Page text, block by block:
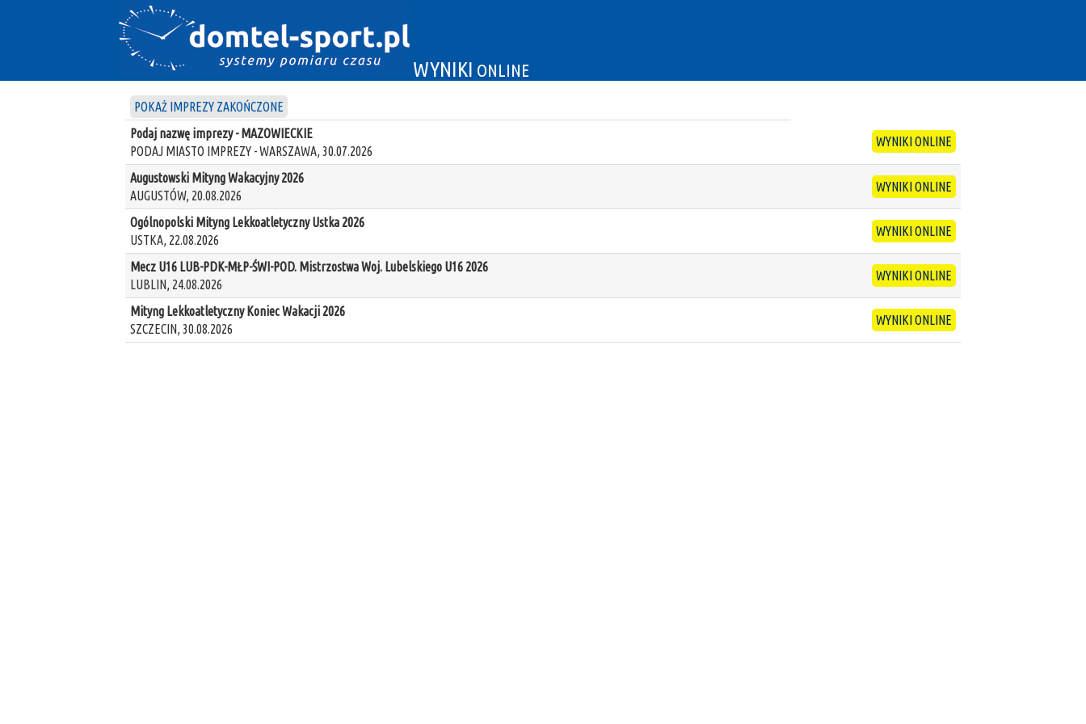
WYNIKI ONLINE
POKAŻ IMPREZY ZAKOŃCZONE
Podaj nazwę imprezy - MAZOWIECKIE
PODAJ MIASTO IMPREZY - WARSZAWA, 30.07.2026
WYNIKI ONLINE
Augustowski Mityng Wakacyjny 2026
AUGUSTÓW, 20.08.2026
WYNIKI ONLINE
Ogólnopolski Mityng Lekkoatletyczny Ustka 2026
USTKA, 22.08.2026
WYNIKI ONLINE
Mecz U16 LUB-PDK-MŁP-ŚWI-POD. Mistrzostwa Woj. Lubelskiego U16 2026
LUBLIN, 24.08.2026
WYNIKI ONLINE
Mityng Lekkoatletyczny Koniec Wakacji 2026
SZCZECIN, 30.08.2026
WYNIKI ONLINE